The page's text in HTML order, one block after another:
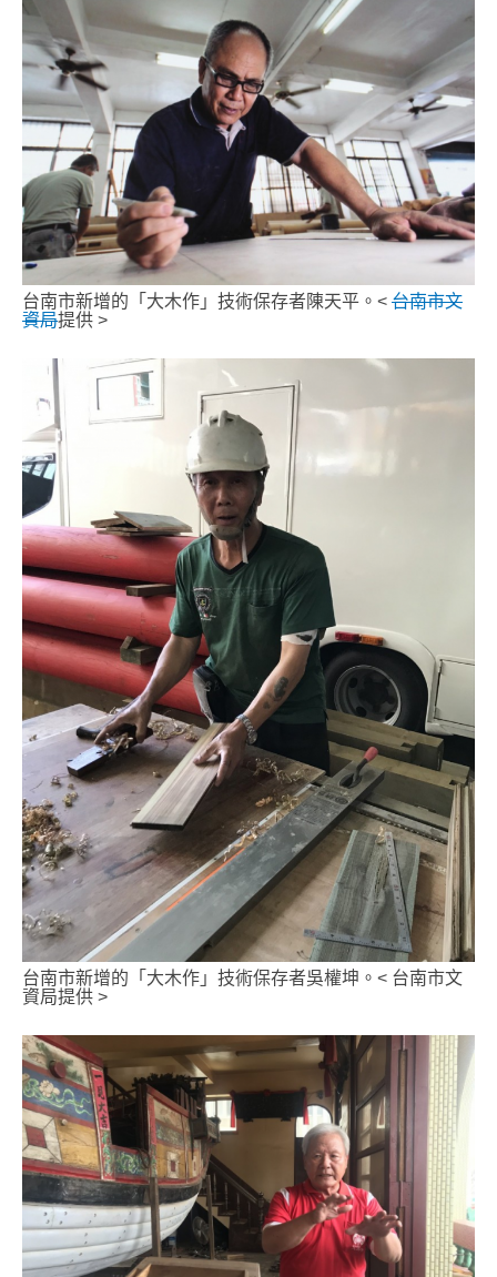
台南市新增的「大木作」技術保存者陳天平。< 台南市文
資局提供 >
台南市新增的「大木作」技術保存者吳權坤。< 台南市文
資局提供 >